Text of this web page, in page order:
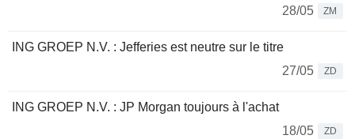
28/05
ZM
ING GROEP N.V. : Jefferies est neutre sur le titre
27/05
ZD
ING GROEP N.V. : JP Morgan toujours à l'achat
18/05
ZD